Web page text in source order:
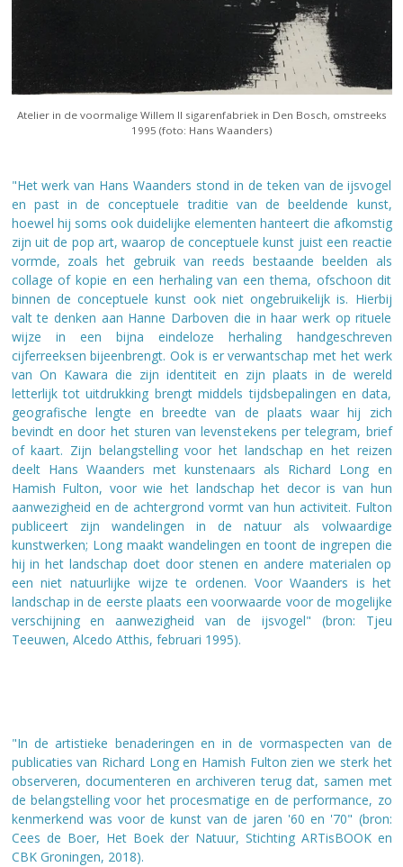
Atelier in de voormalige Willem II sigarenfabriek in Den Bosch, omstreeks
1995 (foto: Hans Waanders)
"Het werk van Hans Waanders stond in de teken van de ijsvogel
en past in de conceptuele traditie van de beeldende kunst,
hoewel hij soms ook duidelijke elementen hanteert die afkomstig
zijn uit de pop art, waarop de conceptuele kunst juist een reactie
vormde, zoals het gebruik van reeds bestaande beelden als
collage of kopie en een herhaling van een thema, ofschoon dit
binnen de conceptuele kunst ook niet ongebruikelijk is. Hierbij
valt te denken aan Hanne Darboven die in haar werk op rituele
wijze in een bijna eindeloze herhaling handgeschreven
cijferreeksen bijeenbrengt. Ook is er verwantschap met het werk
van On Kawara die zijn identiteit en zijn plaats in de wereld
letterlijk tot uitdrukking brengt middels tijdsbepalingen en data,
geografische lengte en breedte van de plaats waar hij zich
bevindt en door het sturen van levenstekens per telegram, brief
of kaart. Zijn belangstelling voor het landschap en het reizen
deelt Hans Waanders met kunstenaars als Richard Long en
Hamish Fulton, voor wie het landschap het decor is van hun
aanwezigheid en de achtergrond vormt van hun activiteit. Fulton
publiceert zijn wandelingen in de natuur als volwaardige
kunstwerken; Long maakt wandelingen en toont de ingrepen die
hij in het landschap doet door stenen en andere materialen op
een niet natuurlijke wijze te ordenen. Voor Waanders is het
landschap in de eerste plaats een voorwaarde voor de mogelijke
verschijning en aanwezigheid van de ijsvogel" (bron: Tjeu
Teeuwen, Alcedo Atthis, februari 1995).
"In de artistieke benaderingen en in de vormaspecten van de
publicaties van Richard Long en Hamish Fulton zien we sterk het
observeren, documenteren en archiveren terug dat, samen met
de belangstelling voor het procesmatige en de performance, zo
kenmerkend was voor de kunst van de jaren '60 en '70" (bron:
Cees de Boer, Het Boek der Natuur, Stichting ARTisBOOK en
CBK Groningen, 2018).